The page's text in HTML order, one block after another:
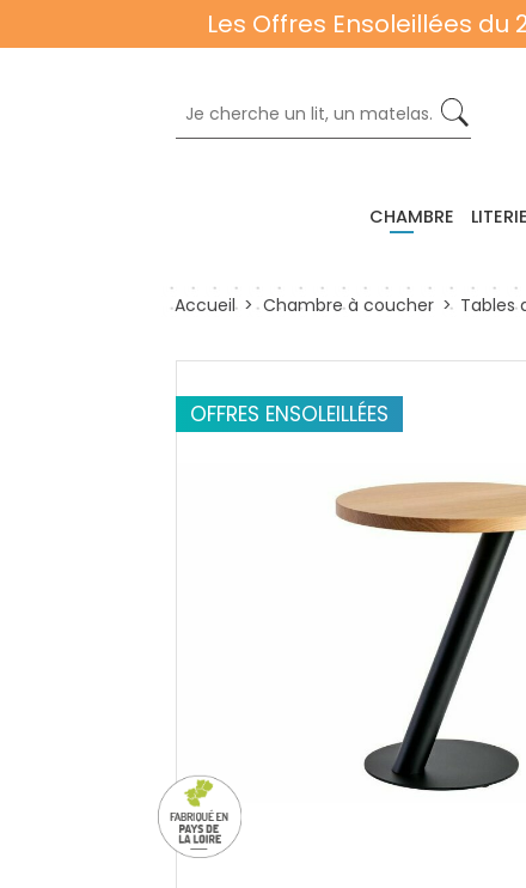
Les Offres Ensoleillées du
CHAMBRE LITERIE
Accueil Chambre à coucher Tables
OFFRES ENSOLEILLÉES